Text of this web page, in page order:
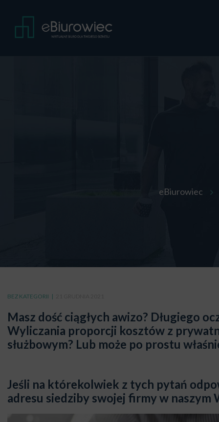
eBiurowiec
BEZ KATEGORII
Masz dość ciągłych awizo? Długiego
Wyliczania proporcji kosztów z
służbowym? Lub może po prostu
Jeśli na którekolwiek z tych pytań
adresu siedziby swojej firmy w naszym